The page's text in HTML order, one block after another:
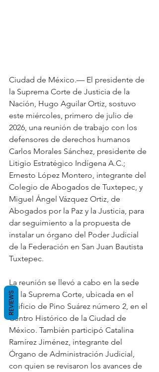
Ciudad de México.— El presidente de
la Suprema Corte de Justicia de la
Nación, Hugo Aguilar Ortiz, sostuvo
este miércoles, primero de julio de
2026, una reunión de trabajo con los
defensores de derechos humanos
Carlos Morales Sánchez, presidente de
Litigio Estratégico Indígena A.C.;
Ernesto López Montero, integrante del
Colegio de Abogados de Tuxtepec, y
Miguel Ángel Vázquez Ortiz, de
Abogados por la Paz y la Justicia, para
dar seguimiento a la propuesta de
instalar un órgano del Poder Judicial
de la Federación en San Juan Bautista
Tuxtepec.
La reunión se llevó a cabo en la sede
de la Suprema Corte, ubicada en el
edificio de Pino Suárez número 2, en el
Centro Histórico de la Ciudad de
México. También participó Catalina
Ramírez Jiménez, integrante del
Órgano de Administración Judicial,
con quien se revisaron los avances de
REVIEWS